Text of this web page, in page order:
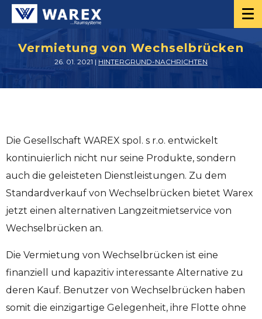
Vermietung von Wechselbrücken
26. 01. 2021 | HINTERGRUND-NACHRICHTEN
Die Gesellschaft WAREX spol. s r.o. entwickelt
kontinuierlich nicht nur seine Produkte, sondern
auch die geleisteten Dienstleistungen. Zu dem
Standardverkauf von Wechselbrücken bietet Warex
jetzt einen alternativen Langzeitmietservice von
Wechselbrücken an.
Die Vermietung von Wechselbrücken ist eine
finanziell und kapazitiv interessante Alternative zu
deren Kauf. Benutzer von Wechselbrücken haben
somit die einzigartige Gelegenheit, ihre Flotte ohne